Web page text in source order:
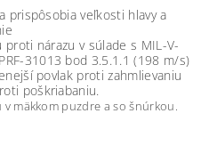
prispôsobia veľkosti hlavy a
nárazu v súlade s MIL-V-
31013 bod 3.5.1.1 (198 m/s)
povlak proti zahmlievaniu
poškriabaniu.
mäkkom puzdre a so šnúrkou.